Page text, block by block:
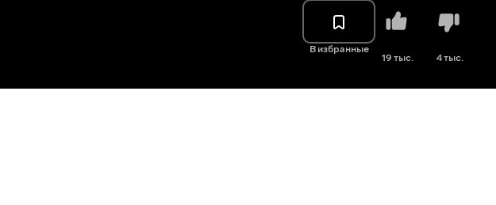
В избранные
19 тыс. 4 тыс.